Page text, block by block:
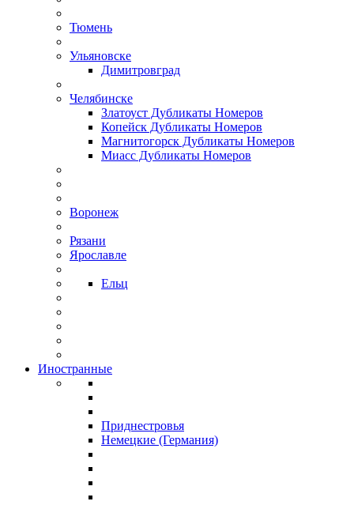
Тюмень
Ульяновске
Димитровград
Челябинске
Златоуст Дубликаты Номеров
Копейск Дубликаты Номеров
Магнитогорск Дубликаты Номеров
Миасс Дубликаты Номеров
Воронеж
Рязани
Ярославле
Ельц
Иностранные
Приднестровья
Немецкие (Германия)